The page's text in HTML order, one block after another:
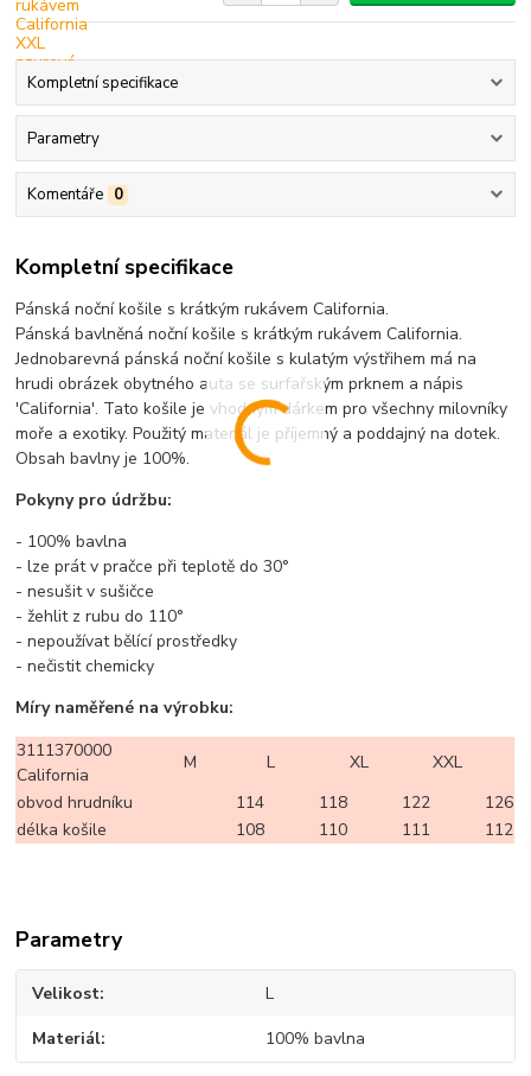
Kompletní specifikace
Parametry
Komentáře 0
Kompletní specifikace
Pánská noční košile s krátkým rukávem California.
Pánská bavlněná noční košile s krátkým rukávem California.
Jednobarevná pánská noční košile s kulatým výstřihem má na
hrudi obrázek obytného auta se surfařským prknem a nápis
'California'. Tato košile je vhodným dárkem pro všechny milovníky
moře a exotiky. Použitý materiál je příjemný a poddajný na dotek.
Obsah bavlny je 100%.
Pokyny pro údržbu:
- 100% bavlna
- lze prát v pračce při teplotě do 30°
- nesušit v sušičce
- žehlit z rubu do 110°
- nepoužívat bělící prostředky
- nečistit chemicky
Míry naměřené na výrobku:
3111370000
California
M L XL
XXL
obvod hrudníku
114 118 122
126
délka košile
108 110 111 112
Parametry
Velikost L
Materiál 100% bavlna